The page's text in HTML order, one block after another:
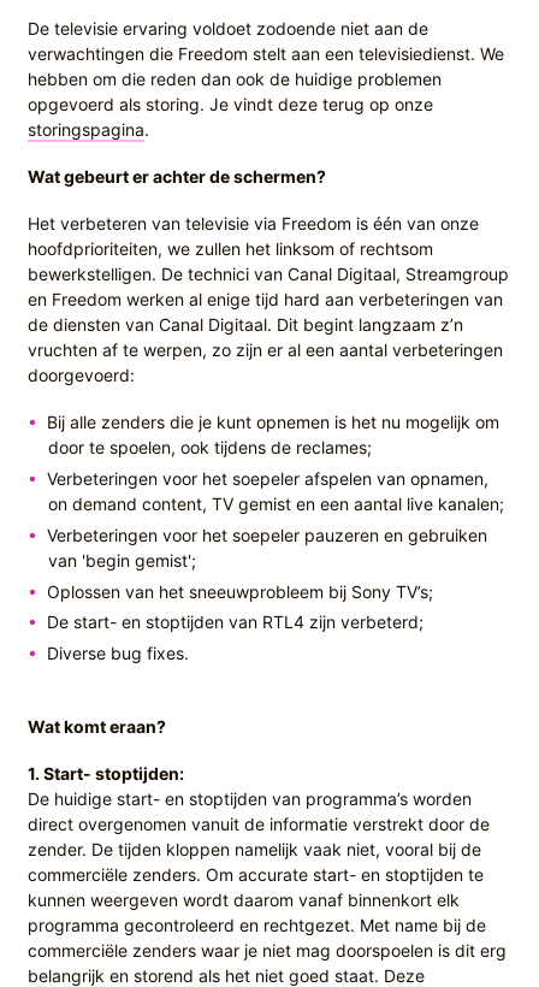
De televisie ervaring voldoet zodoende niet aan de
verwachtingen die Freedom stelt aan een televisiedienst. We
hebben om die reden dan ook de huidige problemen
opgevoerd als storing. Je vindt deze terug op onze
storingspagina.
Wat gebeurt er achter de schermen?
Het verbeteren van televisie via Freedom is één van onze
hoofdprioriteiten, we zullen het linksom of rechtsom
bewerkstelligen. De technici van Canal Digitaal, Streamgroup
en Freedom werken al enige tijd hard aan verbeteringen van
de diensten van Canal Digitaal. Dit begint langzaam z’n
vruchten af te werpen, zo zijn er al een aantal verbeteringen
doorgevoerd:
Bij alle zenders die je kunt opnemen is het nu mogelijk om
door te spoelen, ook tijdens de reclames;
Verbeteringen voor het soepeler afspelen van opnamen,
on demand content, TV gemist en een aantal live kanalen;
Verbeteringen voor het soepeler pauzeren en gebruiken
van 'begin gemist';
Oplossen van het sneeuwprobleem bij Sony TV’s;
De start- en stoptijden van RTL4 zijn verbeterd;
Diverse bug fixes.
Wat komt eraan?
1. Start- stoptijden:
De huidige start- en stoptijden van programma’s worden
direct overgenomen vanuit de informatie verstrekt door de
zender. De tijden kloppen namelijk vaak niet, vooral bij de
commerciële zenders. Om accurate start- en stoptijden te
kunnen weergeven wordt daarom vanaf binnenkort elk
programma gecontroleerd en rechtgezet. Met name bij de
commerciële zenders waar je niet mag doorspoelen is dit erg
belangrijk en storend als het niet goed staat. Deze